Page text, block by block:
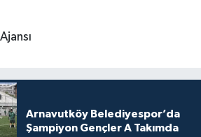
Arnavutköy Belediyespor’da
Şampiyon Gençler A Takımda